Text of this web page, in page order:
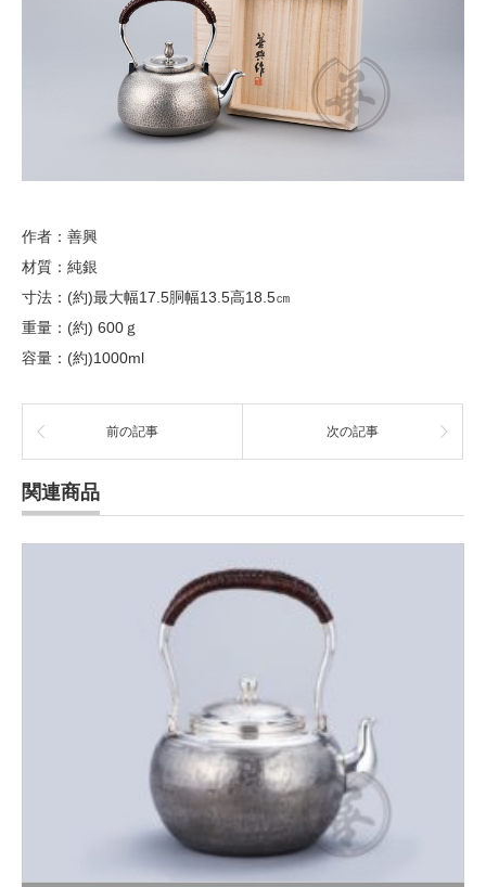
作者：善興
材質：純銀
寸法：(約)最大幅17.5胴幅13.5高18.5㎝
重量：(約) 600ｇ
容量：(約)1000ml
前の記事 次の記事
関連商品